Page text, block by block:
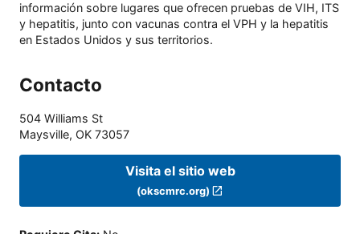
información sobre lugares que ofrecen pruebas de VIH, ITS
y hepatitis, junto con vacunas contra el VPH y la hepatitis
en Estados Unidos y sus territorios.
Contacto
504 Williams St
Maysville, OK 73057
Visita el sitio web
(okscmrc.org)